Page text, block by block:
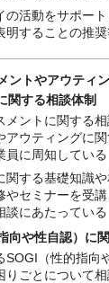
の活動をサポー
明することの推奨
ントやアウティ
関する相談体制
メントに関する
アウティングに
員に周知している
関する基礎知識
やセミナーを受
談にあたっている
向や性自認）に
SOGI（性的指向
りごとについて